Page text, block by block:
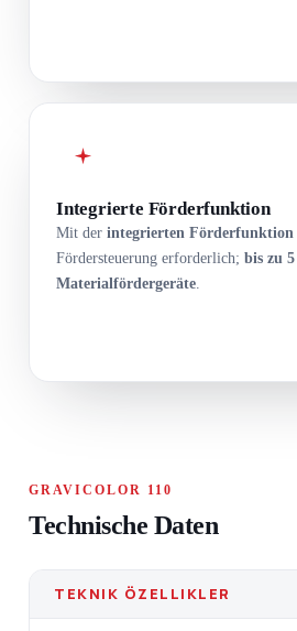
Integrierte Förderfunktion
Mit der integrierten Förderfunktion
Fördersteuerung erforderlich; bis zu 5
Materialfördergeräte
GRAVICOLOR 110
Technische Daten
TEKNIK ÖZELLIKLER